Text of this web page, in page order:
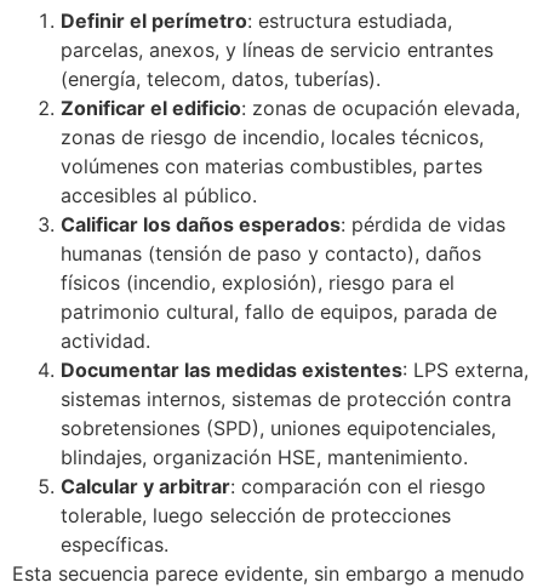
Definir el perímetro: estructura estudiada,
parcelas, anexos, y líneas de servicio entrantes
(energía, telecom, datos, tuberías).
Zonificar el edificio: zonas de ocupación elevada,
zonas de riesgo de incendio, locales técnicos,
volúmenes con materias combustibles, partes
accesibles al público.
Calificar los daños esperados: pérdida de vidas
humanas (tensión de paso y contacto), daños
físicos (incendio, explosión), riesgo para el
patrimonio cultural, fallo de equipos, parada de
actividad.
Documentar las medidas existentes: LPS externa,
sistemas internos, sistemas de protección contra
sobretensiones (SPD), uniones equipotenciales,
blindajes, organización HSE, mantenimiento.
Calcular y arbitrar: comparación con el riesgo
tolerable, luego selección de protecciones
específicas.
Esta secuencia parece evidente, sin embargo a menudo